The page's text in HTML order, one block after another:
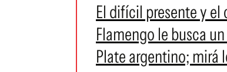
El difícil presente y
Flamengo le busca
Plate argentino; mirá